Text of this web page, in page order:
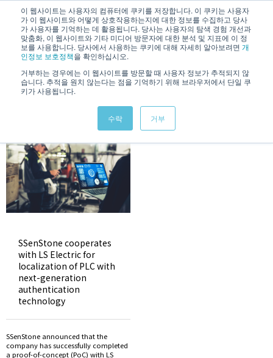
이 웹사이트는 사용자의 컴퓨터에 쿠키를 저장합니다. 이 쿠키는 사용자
가 이 웹사이트와 어떻게 상호작용하는지에 대한 정보를 수집하고 당사
가 사용자를 기억하는 데 활용됩니다. 당사는 사용자의 탐색 경험 개선과
맞춤화, 이 웹사이트와 기타 미디어 방문자에 대한 분석 및 지표에 이 정
보를 사용합니다. 당사에서 사용하는 쿠키에 대해 자세히 알아보려면 개
인정보 보호정책을 확인하십시오.
거부하는 경우에는 이 웹사이트를 방문할 때 사용자 정보가 추적되지 않
습니다. 추적을 원치 않는다는 점을 기억하기 위해 브라우저에서 단일 쿠
키가 사용됩니다.
수락 거부
KOREAN / ENGLISH
News & Information
SSenStone cooperates
with LS Electric for
localization of PLC with
next-generation
authentication
technology
SSenStone announced that the
company has successfully completed
a proof-of-concept (PoC) with LS